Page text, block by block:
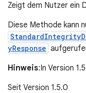
Zeigt dem Nutzer ein
Diese Methode kann
yResponse
Hinweis:In Version
Seit Version 1.5.0